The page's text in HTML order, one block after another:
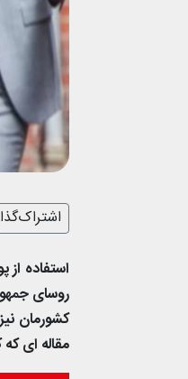
استفاده
روسای
کشورمان
مقاله ای که